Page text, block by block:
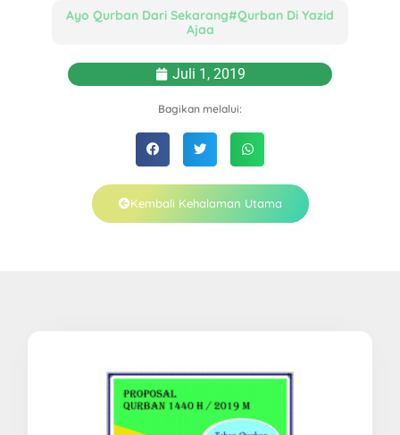
Ayo Qurban Dari Sekarang#Qurban Di Yazid
Ajaa
Juli 1, 2019
Bagikan melalui:
Kembali Kehalaman Utama